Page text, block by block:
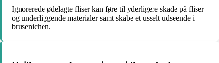
Ignorerede ødelagte fliser kan føre til yderligere skade på fliser
og underliggende materialer samt skabe et usselt udseende i
brusenichen.